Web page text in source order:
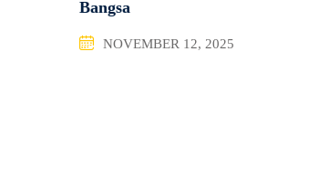
Bangsa
NOVEMBER 12, 2025